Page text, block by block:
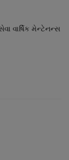
વાર્ષિક મેન્ટેનન્સ